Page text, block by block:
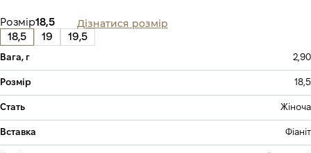
Розмір18,5 Дізнатися розмір
18,5 19 19,5
Вага, г 2,90
Розмір 18,5
Стать Жіноча
Вставка Фіаніт